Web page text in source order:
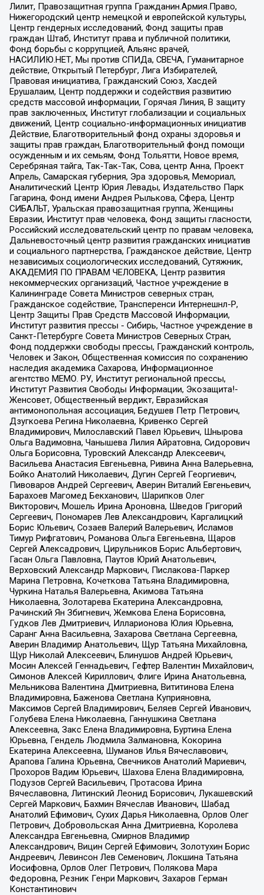
Лилит, Правозащитная группа Гражданин.Армия.Право,
Нижегородский центр немецкой и европейской культуры,
Центр гендерных исследований, Фонд защиты прав
граждан Штаб, Институт права и публичной политики,
Фонд борьбы с коррупцией, Альянс врачей,
НАСИЛИЮ.НЕТ, Мы против СПИДа, СВЕЧА, Гуманитарное
действие, Открытый Петербург, Лига Избирателей,
Правовая инициатива, Гражданский Союз, Хасдей
Ерушалаим, Центр поддержки и содействия развитию
средств массовой информации, Горячая Линия, В защиту
прав заключенных, Институт глобализации и социальных
движений, Центр социально-информационных инициатив
Действие, Благотворительный фонд охраны здоровья и
защиты прав граждан, Благотворительный фонд помощи
осужденным и их семьям, Фонд Тольятти, Новое время,
Серебряная тайга, Так-Так-Так, Сова, центр Анна, Проект
Апрель, Самарская губерния, Эра здоровья, Мемориал,
Аналитический Центр Юрия Левады, Издательство Парк
Гагарина, Фонд имени Андрея Рылькова, Сфера, Центр
СИБАЛЬТ, Уральская правозащитная группа, Женщины
Евразии, Институт прав человека, Фонд защиты гласности,
Российский исследовательский центр по правам человека,
Дальневосточный центр развития гражданских инициатив
и социального партнерства, Гражданское действие, Центр
независимых социологических исследований, Сутяжник,
АКАДЕМИЯ ПО ПРАВАМ ЧЕЛОВЕКА, Центр развития
некоммерческих организаций, Частное учреждение в
Калининграде Совета Министров северных стран,
Гражданское содействие, Трансперенси Интернешнл-Р,
Центр Защиты Прав Средств Массовой Информации,
Институт развития прессы - Сибирь, Частное учреждение в
Санкт-Петербурге Совета Министров Северных Стран,
Фонд поддержки свободы прессы, Гражданский контроль,
Человек и Закон, Общественная комиссия по сохранению
наследия академика Сахарова, Информационное
агентство МЕМО. РУ, Институт региональной прессы,
Институт Развития Свободы Информации, Экозащита!-
Женсовет, Общественный вердикт, Евразийская
антимонопольная ассоциация, Бедушев Петр Петрович,
Дзугкоева Регина Николаевна, Кривенко Сергей
Владимирович, Милославский Павел Юрьевич, Шнырова
Ольга Вадимовна, Чанышева Лилия Айратовна, Сидорович
Ольга Борисовна, Туровский Александр Алексеевич,
Васильева Анастасия Евгеньевна, Ривина Анна Валерьевна,
Бойко Анатолий Николаевич, Дугин Сергей Георгиевич,
Пивоваров Андрей Сергеевич, Аверин Виталий Евгеньевич,
Барахоев Магомед Бекханович, Шарипков Олег
Викторович, Мошель Ирина Ароновна, Шведов Григорий
Сергеевич, Пономарев Лев Александрович, Каргалицкий
Борис Юльевич, Созаев Валерий Валерьевич, Исламов
Тимур Рифгатович, Романова Ольга Евгеньевна, Щаров
Сергей Алексадрович, Цирульников Борис Альбертович,
Гасан Ольга Павловна, Паутов Юрий Анатольевич,
Верховский Александр Маркович, Пислакова-Паркер
Марина Петровна, Кочеткова Татьяна Владимировна,
Чуркина Наталья Валерьевна, Акимова Татьяна
Николаевна, Золотарева Екатерина Александровна,
Рачинский Ян Збигневич, Жемкова Елена Борисовна,
Гудков Лев Дмитриевич, Илларионова Юлия Юрьевна,
Саранг Анна Васильевна, Захарова Светлана Сергеевна,
Аверин Владимир Анатольевич, Щур Татьяна Михайловна,
Щур Николай Алексеевич, Блинушов Андрей Юрьевич,
Мосин Алексей Геннадьевич, Гефтер Валентин Михайлович,
Симонов Алексей Кириллович, Флиге Ирина Анатольевна,
Мельникова Валентина Дмитриевна, Вититинова Елена
Владимировна, Баженова Светлана Куприяновна,
Максимов Сергей Владимирович, Беляев Сергей Иванович,
Голубева Елена Николаевна, Ганнушкина Светлана
Алексеевна, Закс Елена Владимировна, Буртина Елена
Юрьевна, Гендель Людмила Залмановна, Кокорина
Екатерина Алексеевна, Шуманов Илья Вячеславович,
Арапова Галина Юрьевна, Свечников Анатолий Мариевич,
Прохоров Вадим Юрьевич, Шахова Елена Владимировна,
Подузов Сергей Васильевич, Протасова Ирина
Вячеславовна, Литинский Леонид Борисович, Лукашевский
Сергей Маркович, Бахмин Вячеслав Иванович, Шабад
Анатолий Ефимович, Сухих Дарья Николаевна, Орлов Олег
Петрович, Добровольская Анна Дмитриевна, Королева
Александра Евгеньевна, Смирнов Владимир
Александрович, Вицин Сергей Ефимович, Золотухин Борис
Андреевич, Левинсон Лев Семенович, Локшина Татьяна
Иосифовна, Орлов Олег Петрович, Полякова Мара
Федоровна, Резник Генри Маркович, Захаров Герман
Константинович